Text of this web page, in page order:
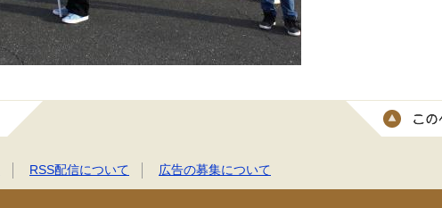
RSS配信について 広告の募集について